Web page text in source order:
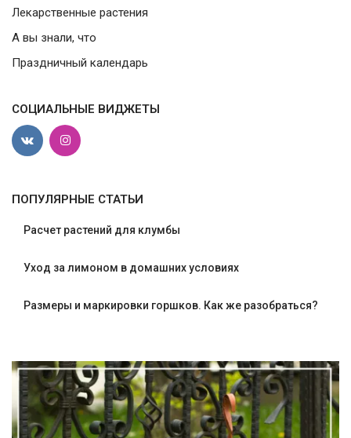
Лекарственные растения
А вы знали, что
Праздничный календарь
СОЦИАЛЬНЫЕ ВИДЖЕТЫ
ПОПУЛЯРНЫЕ СТАТЬИ
Расчет растений для клумбы
Уход за лимоном в домашних условиях
Размеры и маркировки горшков. Как же разобраться?